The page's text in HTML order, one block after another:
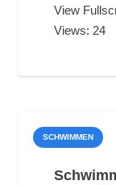
View
Views: 24
SCHWIMMEN